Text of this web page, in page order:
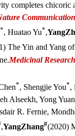
completes chicoric
*, Huatao Yu*,Yang
The Yin and Yang
Medicinal
*, Shengjie You*,
Alseekh, Yong
R. Fernie,
,YangZhang#(2020)